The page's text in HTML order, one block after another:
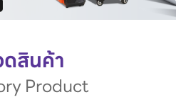
สินค้า
Product